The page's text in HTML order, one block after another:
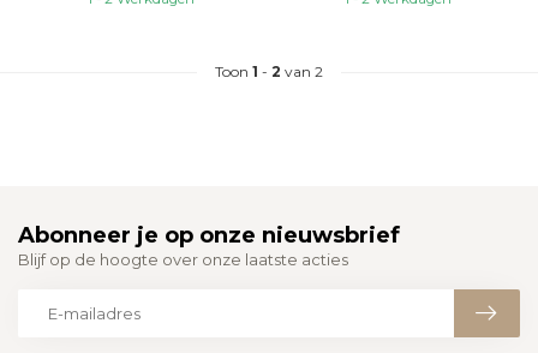
Toon 1 - 2 van 2
Abonneer je op onze nieuwsbrief
Blijf op de hoogte over onze laatste acties